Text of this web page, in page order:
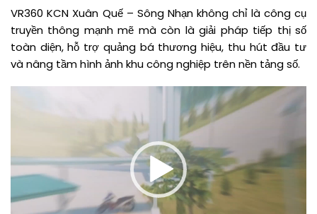
VR360 KCN Xuân Quế – Sông Nhạn không chỉ là công cụ
truyền thông mạnh mẽ mà còn là giải pháp tiếp thị số
toàn diện, hỗ trợ quảng bá thương hiệu, thu hút đầu tư
và nâng tầm hình ảnh khu công nghiệp trên nền tảng số.